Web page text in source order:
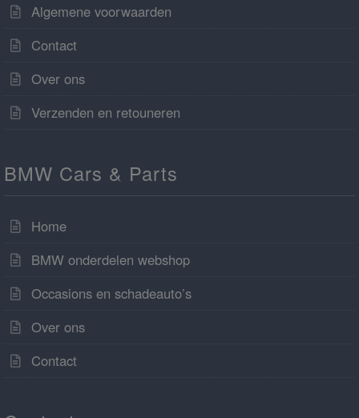
Algemene voorwaarden
Contact
Over ons
Verzenden en retouneren
BMW Cars & Parts
Home
BMW onderdelen webshop
Occasions en schadeauto’s
Over ons
Contact